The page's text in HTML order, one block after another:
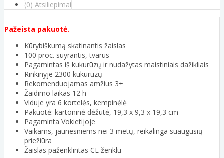
(0) Atsiliepimai
Pažeista pakuotė.
Kūrybiškumą skatinantis žaislas
100 proc. suyrantis, tvarus
Pagamintas iš kukurūzų ir nudažytas maistiniais dažikliais
Rinkinyje 2300 kukurūzų
Rekomenduojamas amžius 3+
Žaidimo laikas 12 h
Viduje yra 6 kortelės, kempinėlė
Pakuotė: kartoninė dėžutė, 19,3 x 9,3 x 19,3 cm
Pagaminta Vokietijoje
Vaikams, jaunesniems nei 3 metų, reikalinga suaugusių
priežiūra
Žaislas paženklintas CE ženklu